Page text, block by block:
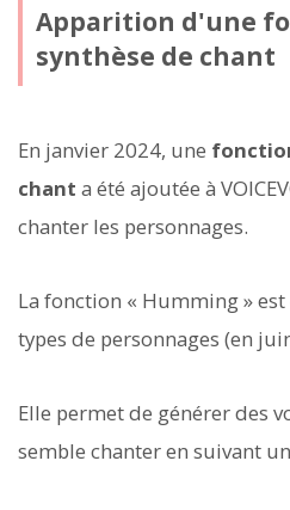
Apparition d'une
synthèse de chant
En janvier 2024, une
chant a été ajoutée à
chanter les personnages.
La fonction « Humming »
types de personnages (en
Elle permet de générer des
semble chanter en suivant